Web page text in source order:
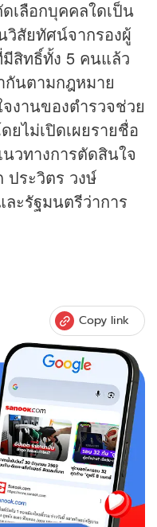
เลือกบุคคลใดเป็น
วิสัยทัศน์จากรองผู้
สิทธิ์ทั้ง 5 คนแล้ว
นตามกฎหมาย
งานของตำรวจช่วย
ไม่เปิดเผยรายชื่อ
วทางการตัดสินใจ
ประวิตร วงษ์
ะรัฐมนตรีว่าการ
Copy link